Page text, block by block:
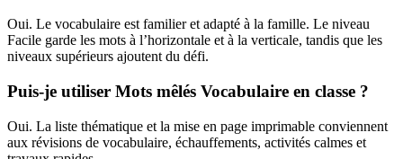
Oui. Le vocabulaire est familier et adapté à la famille. Le niveau
Facile garde les mots à l’horizontale et à la verticale, tandis que les
niveaux supérieurs ajoutent du défi.
Puis-je utiliser Mots mêlés Vocabulaire en classe ?
Oui. La liste thématique et la mise en page imprimable conviennent
aux révisions de vocabulaire, échauffements, activités calmes et